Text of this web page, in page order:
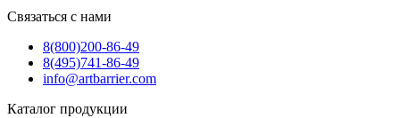
Связаться с нами
8(800)200-86-49
8(495)741-86-49
info@artbarrier.com
Каталог продукции